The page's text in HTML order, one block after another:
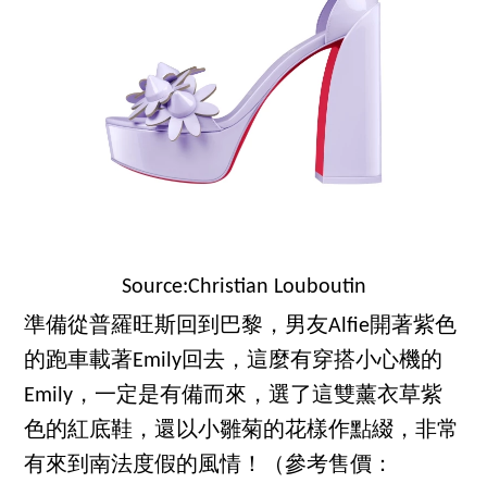
Source:Christian Louboutin
準備從普羅旺斯回到巴黎，男友Alfie開著紫色
的跑車載著Emily回去，這麼有穿搭小心機的
Emily，一定是有備而來，選了這雙薰衣草紫
色的紅底鞋，還以小雛菊的花樣作點綴，非常
有來到南法度假的風情！（參考售價：